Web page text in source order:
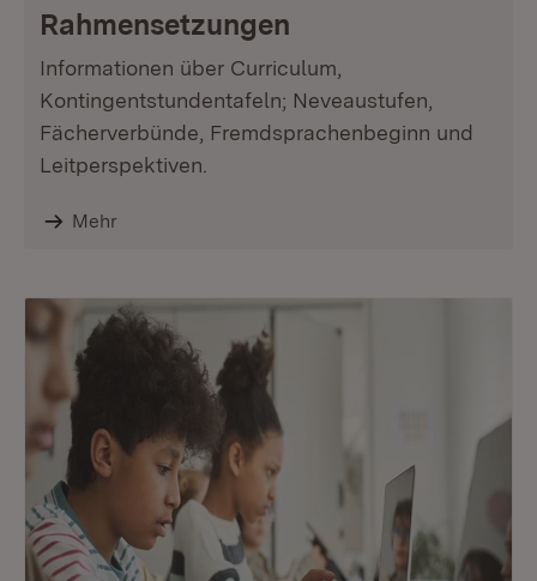
Rahmensetzungen
Informationen über Curriculum,
Kontingentstundentafeln; Neveaustufen,
Fächerverbünde, Fremdsprachenbeginn und
Leitperspektiven.
Mehr